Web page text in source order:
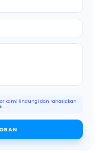
kami lindungi dan rahasiakan